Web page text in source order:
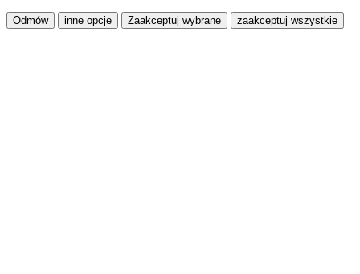
Odmów inne opcje Zaakceptuj wybrane zaakceptuj wszystkie